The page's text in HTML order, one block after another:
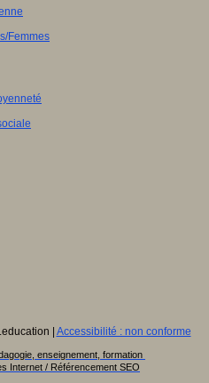
Femmes
| Accessibilité : non conforme
enseignement, formation
Internet / Référencement SEO